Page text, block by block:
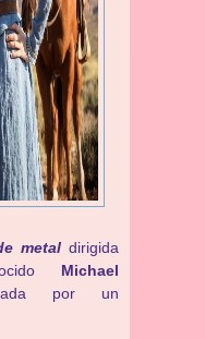
metal dirigida
Michael
por un